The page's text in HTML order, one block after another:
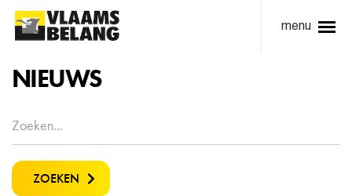
menu
NIEUWS
ZOEKEN